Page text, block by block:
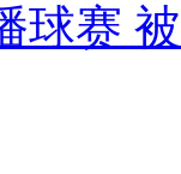
球赛